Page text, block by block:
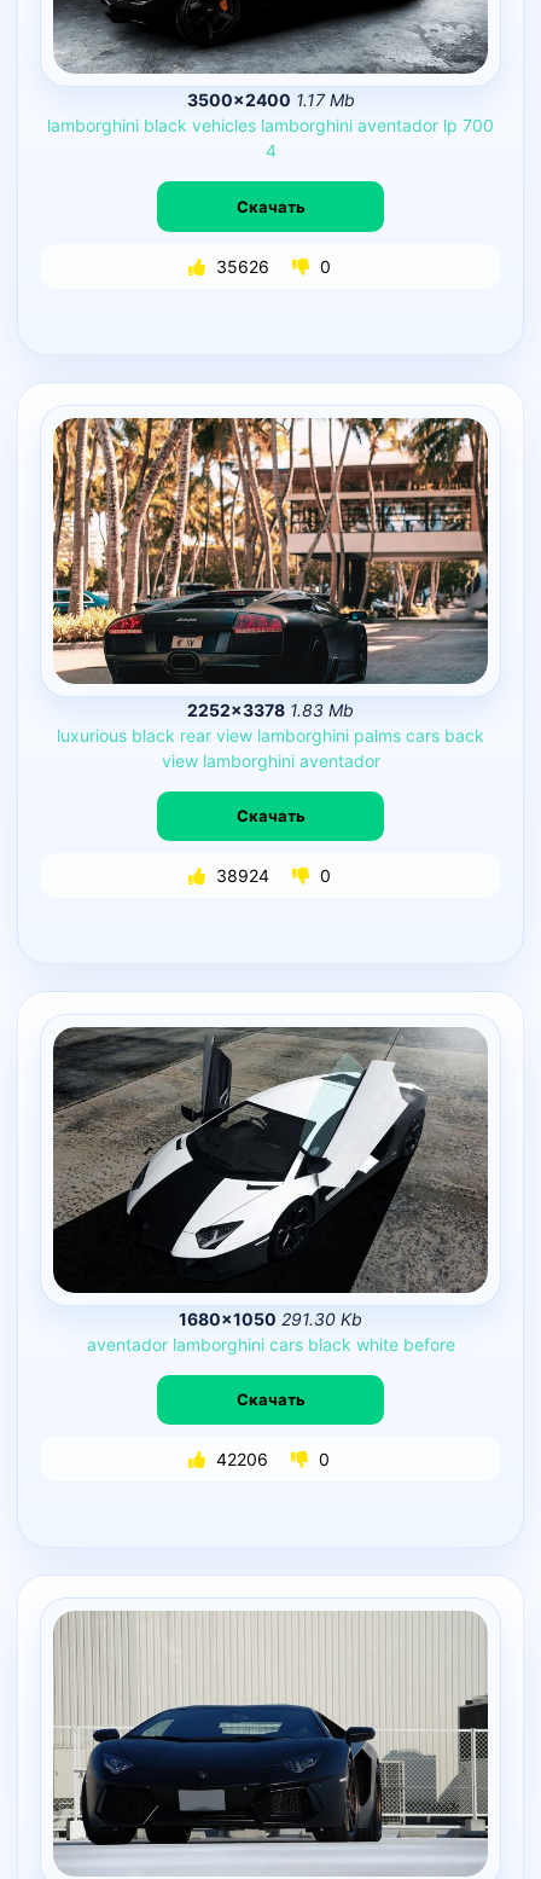
3500×2400 1.17 Mb
lamborghini black vehicles lamborghini aventador lp 700
4
Скачать
35626 0
2252×3378 1.83 Mb
luxurious black rear view lamborghini palms cars back
view lamborghini aventador
Скачать
38924 0
1680×1050 291.30 Kb
aventador lamborghini cars black white before
Скачать
42206 0